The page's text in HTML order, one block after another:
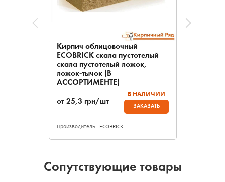
Кирпич облицовочный
ECOBRICK скала пустотелый
скала пустотелый ложок,
ложок-тычок (В
АССОРТИМЕНТЕ)
от 25,3 грн/шт
В НАЛИЧИИ
ЗАКАЗАТЬ
Производитель: ECOBRICK
Сопутствующие товары